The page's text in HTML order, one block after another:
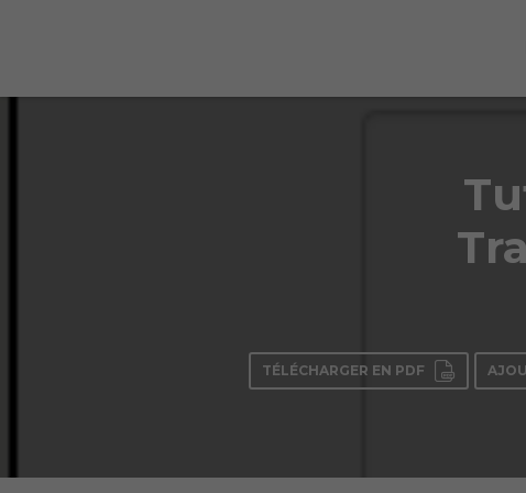
TÉLÉCHARGER EN PDF